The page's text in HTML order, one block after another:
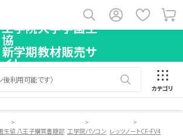
工学院大学学園生
協
新学期教材販売サ
イト
カテゴリ
>
生協 八王子購買書籍部
>
工学院パソコン
>
レッツノートCF-FV4